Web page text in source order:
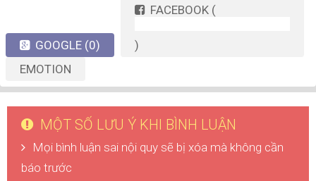
GOOGLE (0)
FACEBOOK (
)
EMOTION
MỘT SỐ LƯU Ý KHI BÌNH LUẬN
Mọi bình luận sai nội quy sẽ bị xóa mà không cần
báo trước